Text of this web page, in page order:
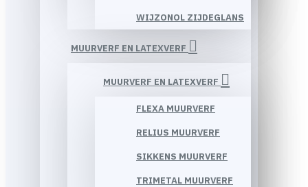
WIJZONOL ZIJDEGLANS
MUURVERF EN LATEXVERF
MUURVERF EN LATEXVERF
FLEXA MUURVERF
RELIUS MUURVERF
SIKKENS MUURVERF
TRIMETAL MUURVERF